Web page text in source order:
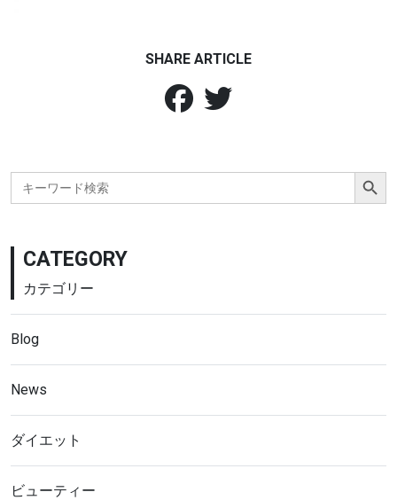
SHARE ARTICLE
Search
for:
Search Button
CATEGORY
カテゴリー
Blog
News
ダイエット
ビューティー